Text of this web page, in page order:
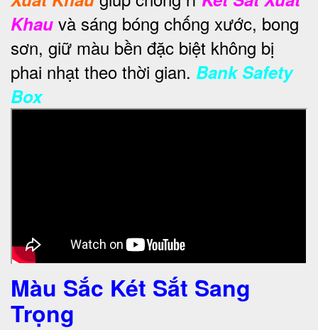
Khau và sáng bóng chống xước, bong
sơn, giữ màu bền đặc biệt không bị
phai nhạt theo thời gian. Bank Safety
Box
Màu Sắc Két Sắt Sang
Trọng